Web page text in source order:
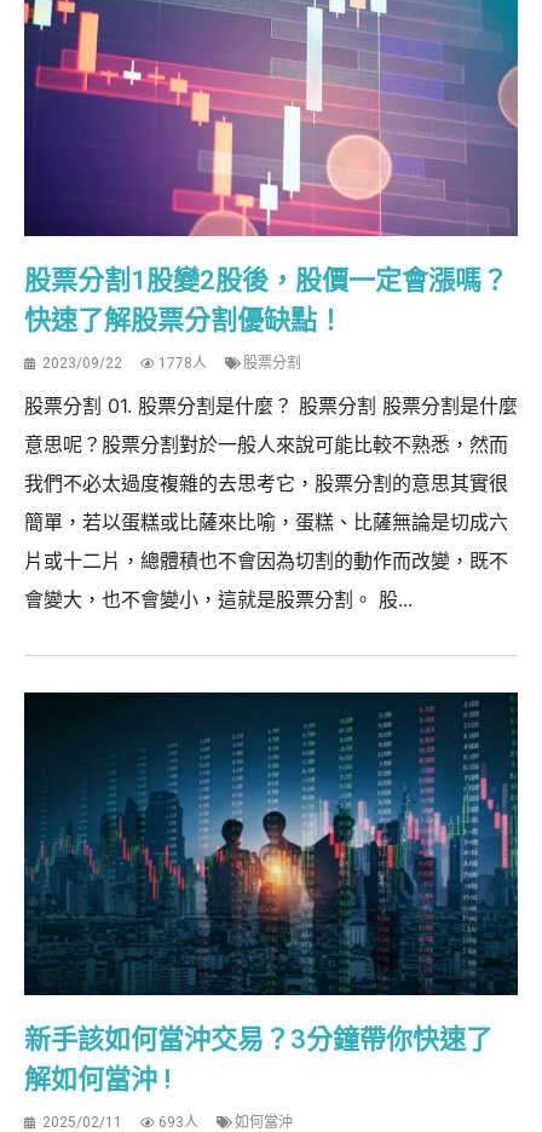
股票分割1股變2股後，股價一定會漲嗎？
快速了解股票分割優缺點！
2023/09/22 1778人 股票分割
股票分割 01. 股票分割是什麼？ 股票分割 股票分割是什麼
意思呢？股票分割對於一般人來說可能比較不熟悉，然而
我們不必太過度複雜的去思考它，股票分割的意思其實很
簡單，若以蛋糕或比薩來比喻，蛋糕、比薩無論是切成六
片或十二片，總體積也不會因為切割的動作而改變，既不
會變大，也不會變小，這就是股票分割。 股...
新手該如何當沖交易？3分鐘帶你快速了
解如何當沖 !
2025/02/11 693人 如何當沖